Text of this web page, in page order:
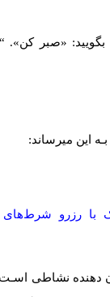
«صبر کن».
این میرساند:
با رزرو
دهنده نشاطی